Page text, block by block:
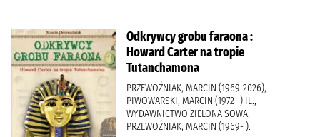
Odkrywcy grobu faraona :
Howard Carter na tropie
Tutanchamona
PRZEWOŹNIAK, MARCIN (1969-2026),
PIWOWARSKI, MARCIN (1972- ) IL.,
WYDAWNICTWO ZIELONA SOWA,
PRZEWOŹNIAK, MARCIN (1969- ).